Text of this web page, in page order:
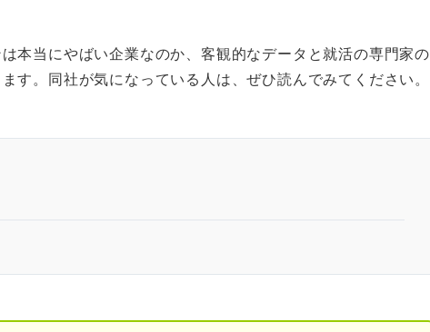
本当にやばい企業なのか、客観的なデータと就活の専門家の
す。同社が気になっている人は、ぜひ読んでみてください。